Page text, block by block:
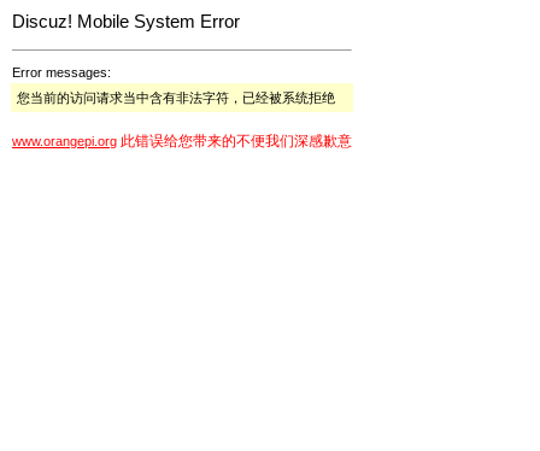
Discuz! Mobile System Error
Error messages:
您当前的访问请求当中含有非法字符，已经被系统拒绝
www.orangepi.org 此错误给您带来的不便我们深感歉意